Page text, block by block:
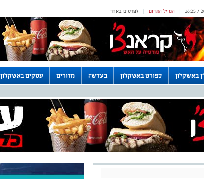
לפרסום באתר | המייל האדום |
באשקלון ספורט באשקלון בעדשה מדורים עסקים באשקלון